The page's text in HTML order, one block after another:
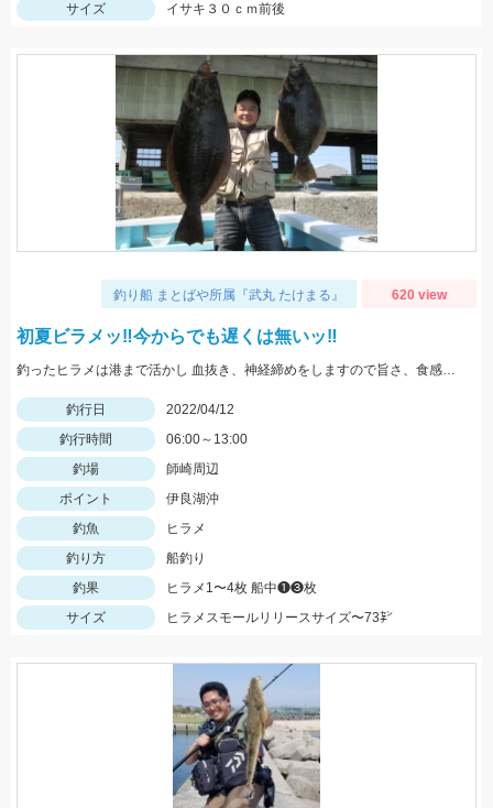
サイズ
イサキ３０ｃｍ前後
釣り船 まとばや所属『武丸 たけまる』 620 view
初夏ビラメッ‼︎今からでも遅くは無いッ‼︎
釣ったヒラメは港まで活かし 血抜き、神経締めをしますので旨さ、食感が違い過ぎますッ‼︎
釣行日
2022/04/12
釣行時間
06:00～13:00
釣場
師崎周辺
ポイント
伊良湖沖
釣魚
ヒラメ
釣り方
船釣り
釣果
ヒラメ1〜4枚 船中❶❸枚
サイズ
ヒラメスモールリリースサイズ〜73㌢